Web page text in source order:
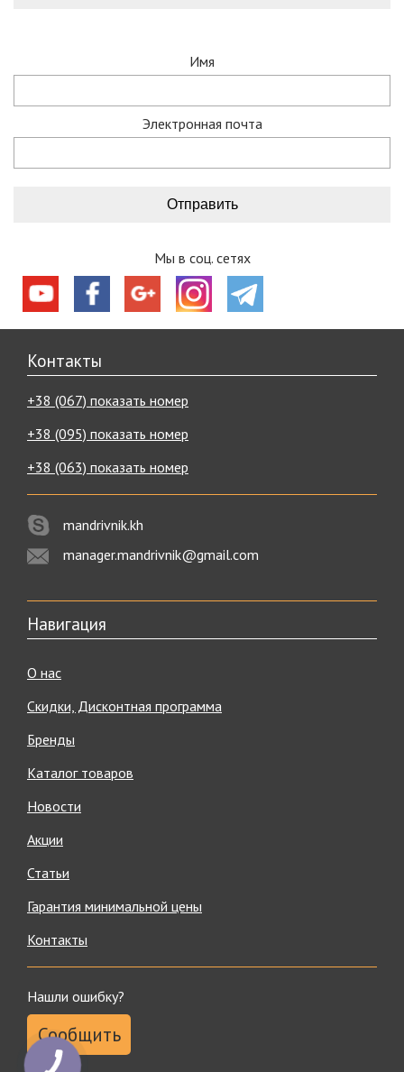
Имя
Электронная почта
Мы в соц. сетях
Контакты
+38 (067) показать номер
+38 (095) показать номер
+38 (063) показать номер
mandrivnik.kh
manager.mandrivnik@gmail.com
Навигация
О нас
Скидки, Дисконтная программа
Бренды
Каталог товаров
Новости
Акции
Статьи
Гарантия минимальной цены
Контакты
Нашли ошибку?
Сообщить